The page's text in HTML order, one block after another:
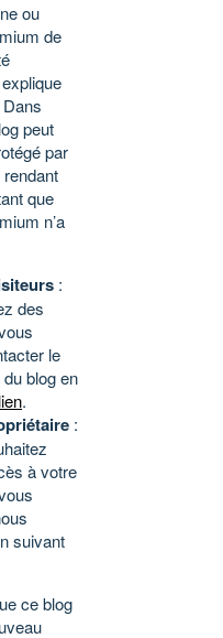
ou
de
peut
par
que
n’a
:
des
le
blog en
.
:
à votre
suivant
ce blog